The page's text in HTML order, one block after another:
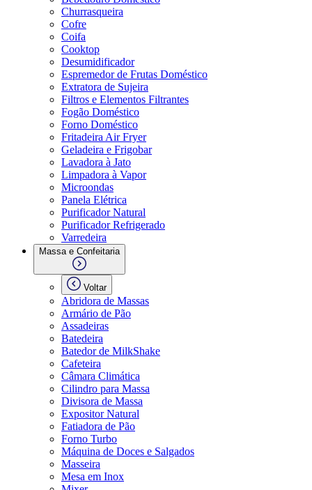
Churrasqueira
Cofre
Coifa
Cooktop
Desumidificador
Espremedor de Frutas Doméstico
Extratora de Sujeira
Filtros e Elementos Filtrantes
Fogão Doméstico
Forno Doméstico
Fritadeira Air Fryer
Geladeira e Frigobar
Lavadora à Jato
Limpadora à Vapor
Microondas
Panela Elétrica
Purificador Natural
Purificador Refrigerado
Varredeira
Massa e Confeitaria
Voltar
Abridora de Massas
Armário de Pão
Assadeiras
Batedeira
Batedor de MilkShake
Cafeteira
Câmara Climática
Cilindro para Massa
Divisora de Massa
Expositor Natural
Fatiadora de Pão
Forno Turbo
Máquina de Doces e Salgados
Masseira
Mesa em Inox